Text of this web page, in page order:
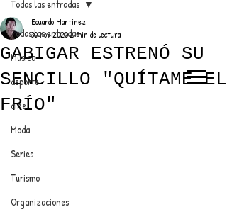
ANUNCIATE CON NOSOTROS
EL TRENDY TOP
CON EDDY MARTINEZ
Todas las entradas
Música
deporte
cine
Moda
Series
Turismo
Organizaciones
Todas las entradas
GABIGAR ESTRENÓ SU
SENCILLO "QUÍTAME EL
FRÍO"
Eduardo Martínez
30 nov 20202 min de lectura